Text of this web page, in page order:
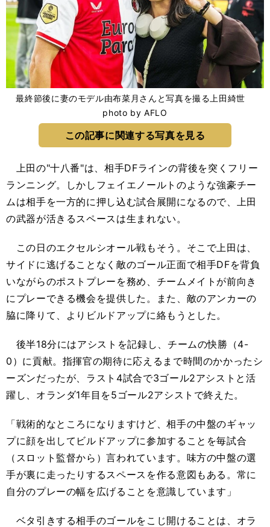
最終節後に妻のモデル由布菜月さんと写真を撮る上田綺世
photo by AFLO
この記事に関連する写真を見る
上田の"十八番"は、相手DFラインの背後を突くフリー
ランニング。しかしフェイエノールトのような強豪チー
ムは相手を一方的に押し込む試合展開になるので、上田
の武器が活きるスペースは生まれない。
この日のエクセルシオール戦もそう。そこで上田は、
サイドに逃げることなく敵のゴール正面で相手DFを背負
いながらのポストプレーを務め、チームメイトが前向き
にプレーできる機会を提供した。また、敵のアンカーの
脇に降りて、よりビルドアップに絡もうとした。
後半18分にはアシストを記録し、チームの快勝（4-
0）に貢献。指揮官の期待に応えるまで時間のかかったシ
ーズンだったが、ラスト4試合で3ゴール2アシストと活
躍し、オランダ1年目を5ゴール2アシストで終えた。
「戦術的なところになりますけど、相手の中盤のギャッ
プに顔を出してビルドアップに参加することを毎試合
（スロット監督から）言われています。味方の中盤の選
手が裏に走ったりするスペースを作る意図もある。常に
自分のプレーの幅を広げることを意識しています」
ベタ引きする相手のゴールをこじ開けることは、オラ